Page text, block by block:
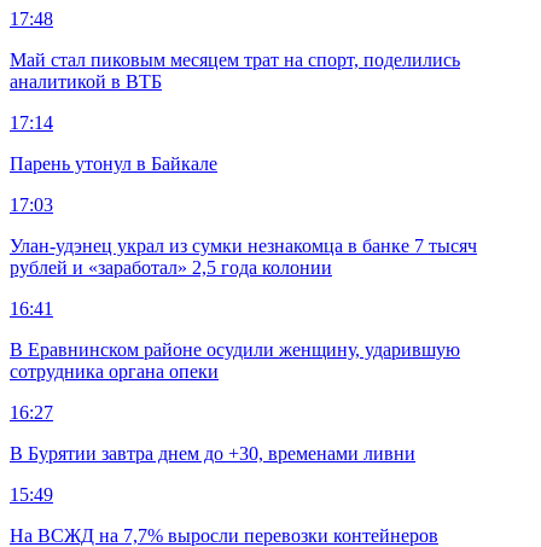
17:48
Май стал пиковым месяцем трат на спорт, поделились
аналитикой в ВТБ
17:14
Парень утонул в Байкале
17:03
Улан-удэнец украл из сумки незнакомца в банке 7 тысяч
рублей и «заработал» 2,5 года колонии
16:41
В Еравнинском районе осудили женщину, ударившую
сотрудника органа опеки
16:27
В Бурятии завтра днем до +30, временами ливни
15:49
На ВСЖД на 7,7% выросли перевозки контейнеров